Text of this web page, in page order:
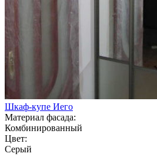
Шкаф-купе Иего
Материал фасада:
Комбинированный
Цвет:
Серый